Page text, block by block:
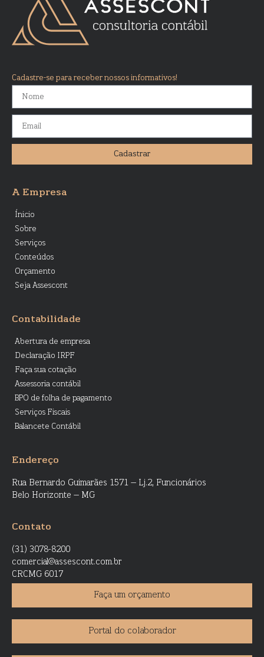
Cadastre-se para receber nossos informativos!
Cadastrar
A Empresa
Ínicio
Sobre
Serviços
Conteúdos
Orçamento
Seja Assescont
Contabilidade
Abertura de empresa
Declaração IRPF
Faça sua cotação
Assessoria contábil
BPO de folha de pagamento
Serviços Fiscais
Balancete Contábil
Endereço
Rua Bernardo Guimarães 1571 – Lj.2, Funcionários
Belo Horizonte – MG
Contato
(31) 3078-8200
comercial@assescont.com.br
CRCMG 6017
Faça um orçamento
Portal do colaborador